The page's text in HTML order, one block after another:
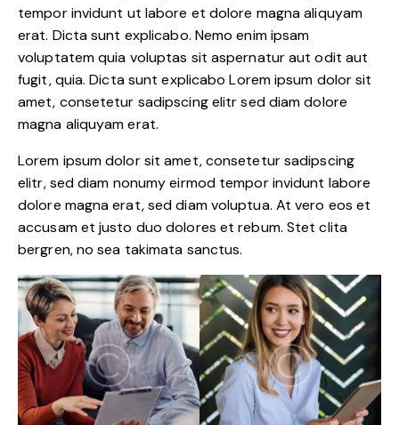
tempor invidunt ut labore et dolore magna aliquyam
erat. Dicta sunt explicabo. Nemo enim ipsam
voluptatem quia voluptas sit aspernatur aut odit aut
fugit, quia. Dicta sunt explicabo Lorem ipsum dolor sit
amet, consetetur sadipscing elitr sed diam dolore
magna aliquyam erat.
Lorem ipsum dolor sit amet, consetetur sadipscing
elitr, sed diam nonumy eirmod tempor invidunt labore
dolore magna erat, sed diam voluptua. At vero eos et
accusam et justo duo dolores et rebum. Stet clita
bergren, no sea takimata sanctus.